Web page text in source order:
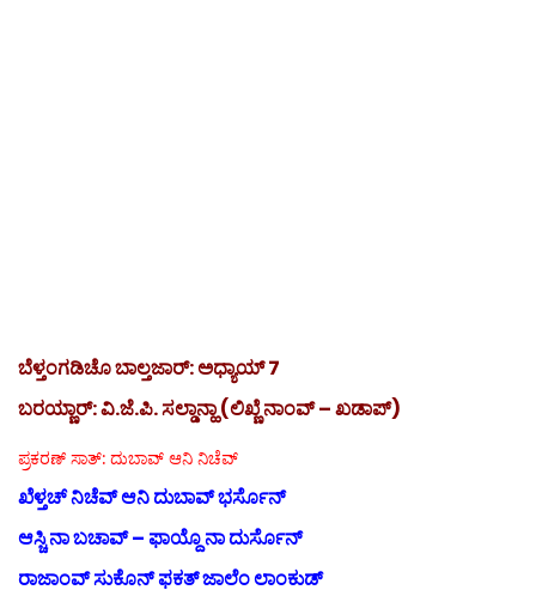
ಬೆಳ್ತಂಗಡಿಚೊ ಬಾಲ್ತಜಾರ್: ಅಧ್ಯಾಯ್ 7
ಬರಯ್ಣಾರ್: ವಿ.ಜೆ.ಪಿ. ಸಲ್ಡಾನ್ಹಾ (ಲಿಖ್ಣೆ ನಾಂವ್ – ಖಡಾಪ್)
ಪ್ರಕರಣ್ ಸಾತ್: ದುಬಾವ್ ಆನಿ ನಿಚೆವ್
ಖೆಳ್ತಚ್ ನಿಚೆವ್ ಆನಿ ದುಬಾವ್ ಭರ್ಸೊನ್
ಆಸ್ಚಿ ನಾ ಬಚಾವ್ – ಫಾಯ್ದೊ ನಾ ದುರ್ಸೊನ್
ರಾಜಾಂವ್ ಸುಕೊನ್ ಫಕತ್ ಜಾಲೆಂ ಲಾಂಕುಡ್